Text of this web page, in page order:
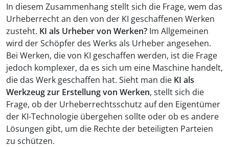
In diesem Zusammenhang stellt sich die Frage, wem das
Urheberrecht an den von der KI geschaffenen Werken
zusteht. KI als Urheber von Werken? Im Allgemeinen
wird der Schöpfer des Werks als Urheber angesehen.
Bei Werken, die von KI geschaffen werden, ist die Frage
jedoch komplexer, da es sich um eine Maschine handelt,
die das Werk geschaffen hat. Sieht man die KI als
Werkzeug zur Erstellung von Werken, stellt sich die
Frage, ob der Urheberrechtsschutz auf den Eigentümer
der KI-Technologie übergehen sollte oder ob es andere
Lösungen gibt, um die Rechte der beteiligten Parteien
zu schützen.